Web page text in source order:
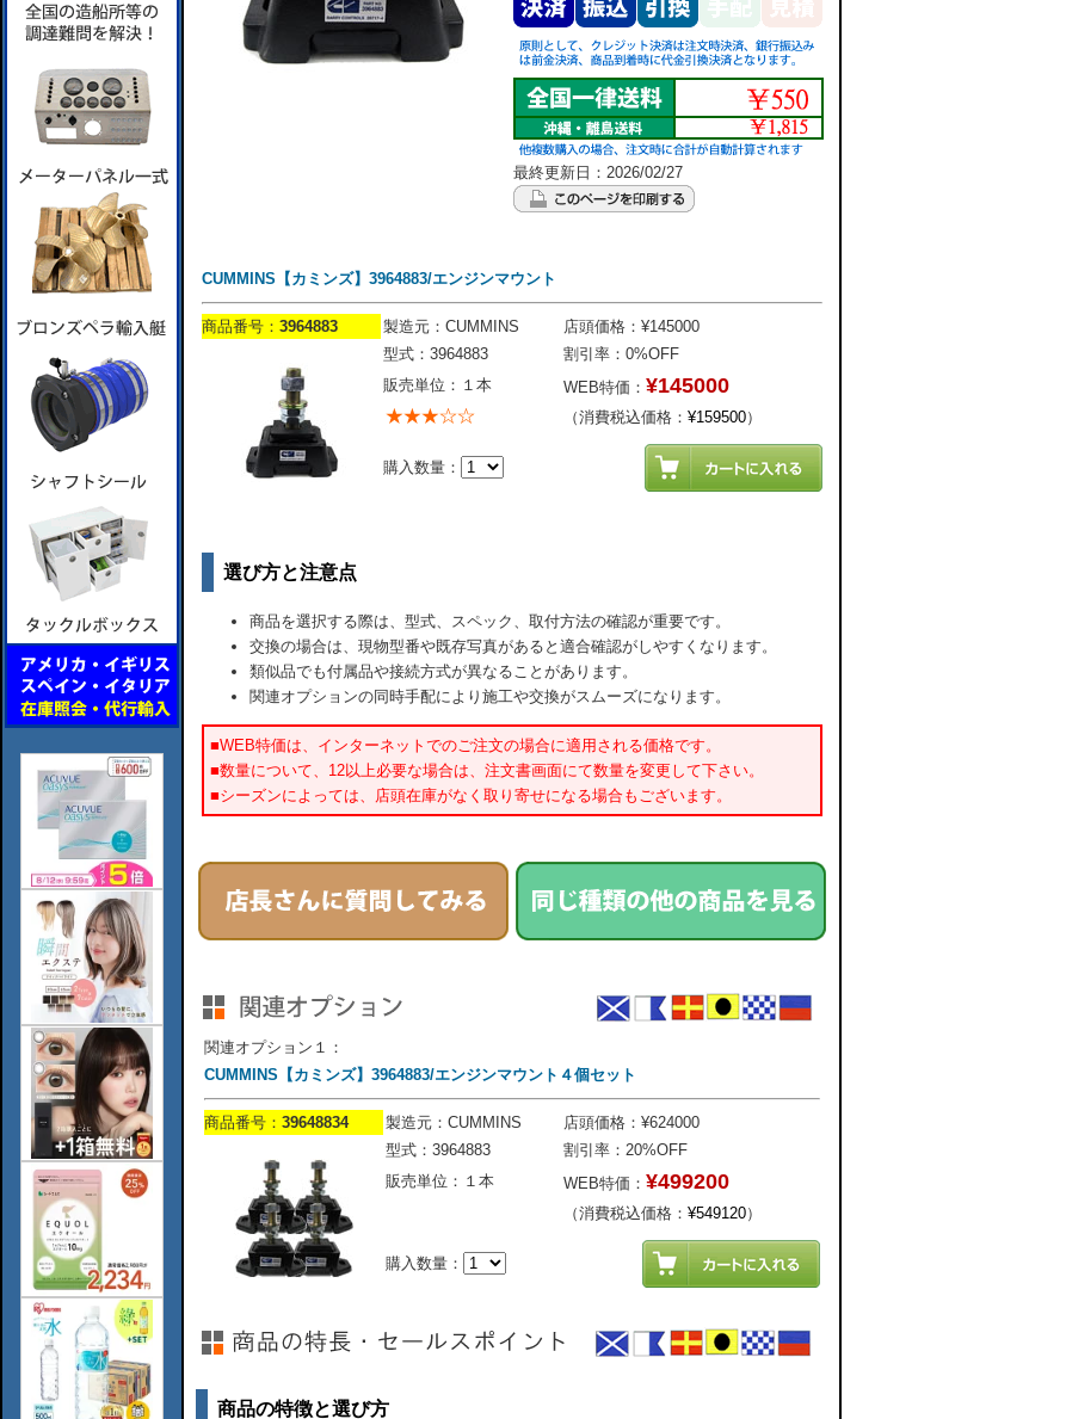
最終更新日：2026/02/27
CUMMINS【カミンズ】3964883/エンジンマウント
商品番号： 3964883 製造元：CUMMINS
店頭価格：¥145000
型式：3964883
割引率：0%OFF
販売単位：１本
WEB特価： ¥145000
（消費税込価格： ¥159500）
購入数量：
選び方と注意点
商品を選択する際は、型式、スペック、取付方法の確認が重要です。
交換の場合は、現物型番や既存写真があると適合確認がしやすくなります。
類似品でも付属品や接続方式が異なることがあります。
関連オプションの同時手配により施工や交換がスムーズになります。
■WEB特価は、インターネットでのご注文の場合に適用される価格です。
■数量について、12以上必要な場合は、注文書画面にて数量を変更して下さい。
■シーズンによっては、店頭在庫がなく取り寄せになる場合もございます。
関連オプション１：
CUMMINS【カミンズ】3964883/エンジンマウント４個セット
商品番号： 39648834 製造元：CUMMINS
店頭価格：¥624000
型式：3964883
割引率：20%OFF
販売単位：１本
WEB特価： ¥499200
（消費税込価格： ¥549120）
購入数量：
商品の特徴と選び方